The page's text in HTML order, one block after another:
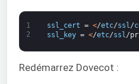
1
2
ssl_cert = </etc/ssl /
ssl_key = </etc/ssl/
Redémarrez Dovecot :